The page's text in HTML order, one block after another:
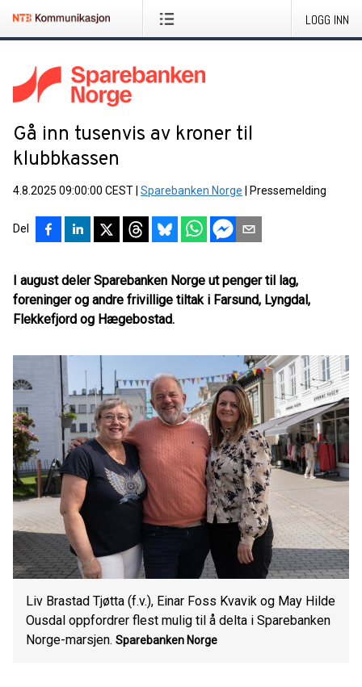
LOGG INN
Gå inn tusenvis av kroner til
klubbkassen
4.8.2025 09:00:00 CEST Sparebanken Norge Pressemelding
Del
I august deler Sparebanken Norge ut penger til lag,
foreninger og andre frivillige tiltak i Farsund, Lyngdal,
Flekkefjord og Hægebostad.
Liv Brastad Tjøtta (f.v.), Einar Foss Kvavik og May Hilde
Ousdal oppfordrer flest mulig til å delta i Sparebanken
Norge-marsjen. Sparebanken Norge